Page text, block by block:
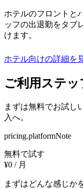
ホテルのフロントと
ッフの出退勤をタブ
けます。
ホテル向けの詳細を
ご利用ステッ
まずは無料でお試し
入へ。
pricing.platformNote
無料で試す
¥0 / 月
まずはどんな感じか